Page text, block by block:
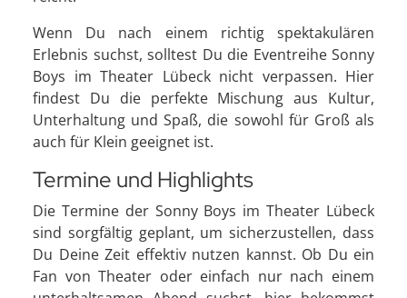
Wenn Du nach einem richtig spektakulären
Erlebnis suchst, solltest Du die Eventreihe Sonny
Boys im Theater Lübeck nicht verpassen. Hier
findest Du die perfekte Mischung aus Kultur,
Unterhaltung und Spaß, die sowohl für Groß als
auch für Klein geeignet ist.
Termine und Highlights
Die Termine der Sonny Boys im Theater Lübeck
sind sorgfältig geplant, um sicherzustellen, dass
Du Deine Zeit effektiv nutzen kannst. Ob Du ein
Fan von Theater oder einfach nur nach einem